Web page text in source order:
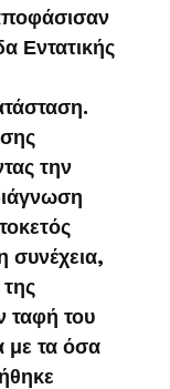
Εντατικής
την
συνέχεια,
ταφή του
με τα όσα